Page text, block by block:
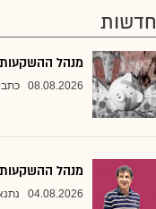
חדשות
מנהל ההשקעות
08.08.2026
מנהל ההשקעות
04.08.2026